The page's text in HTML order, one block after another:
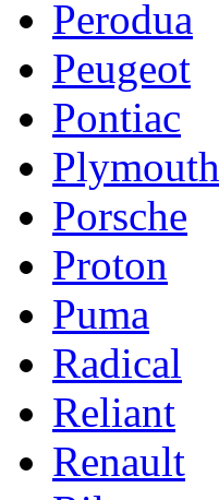
Perodua
Peugeot
Pontiac
Plymouth
Porsche
Proton
Puma
Radical
Reliant
Renault